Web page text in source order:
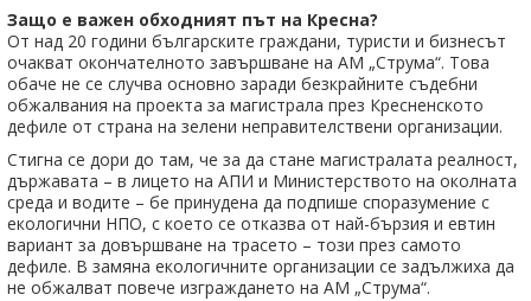
Защо е важен обходният път на Кресна?
От над 20 години българските граждани, туристи и бизнесът
очакват окончателното завършване на АМ „Струма“. Това
обаче не се случва основно заради безкрайните съдебни
обжалвания на проекта за магистрала през Кресненското
дефиле от страна на зелени неправителствени организации.
Стигна се дори до там, че за да стане магистралата реалност,
държавата – в лицето на АПИ и Министерството на околната
среда и водите – бе принудена да подпише споразумение с
екологични НПО, с което се отказва от най-бързия и евтин
вариант за довършване на трасето – този през самото
дефиле. В замяна екологичните организации се задължиха да
не обжалват повече изграждането на АМ „Струма“.